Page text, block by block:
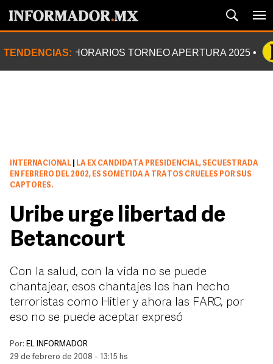
TENDENCIAS: HORARIOS TORNEO APERTURA 2025
INTERNACIONAL
LA EX CANDIDATA PRESIDENCIAL, SECUESTRADA
EN FEBRERO DEL 2002, ES SOMETIDA A TRATOS CRUELES POR SUS
CAPTORES.
Uribe urge libertad de
Betancourt
Con la salud, con la vida no se puede
chantajear, esos chantajes los han hecho
terroristas como Hitler y ahora las FARC, por
eso no se puede aceptar expresó
Por: EL INFORMADOR
29 de febrero de 2008 - 13:15 hs